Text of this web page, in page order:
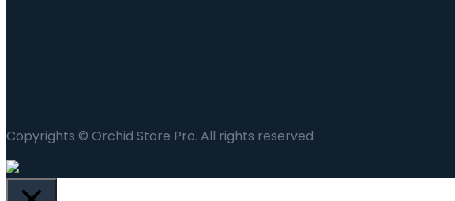
Copyrights © Orchid Store Pro. All rights reserved